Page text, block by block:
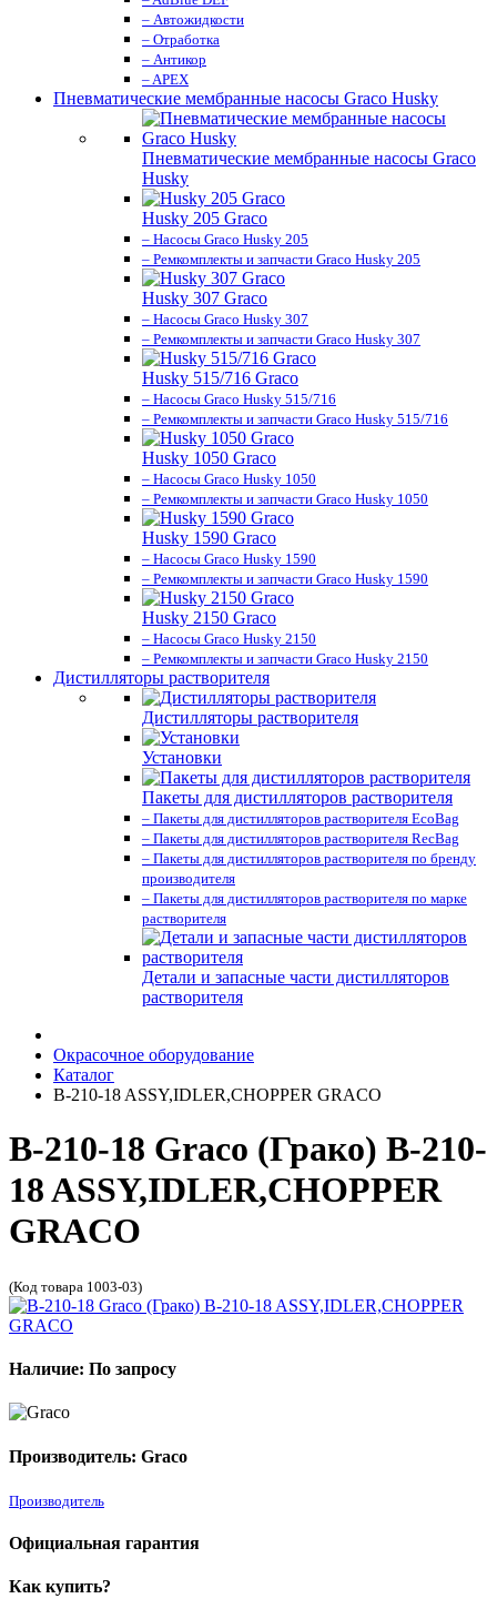
– Автожидкости
– Отработка
– Антикор
– APEX
Пневматические мембранные насосы Graco Husky
Пневматические мембранные насосы Graco
Husky
Husky 205 Graco
– Насосы Graco Husky 205
– Ремкомплекты и запчасти Graco Husky 205
Husky 307 Graco
– Насосы Graco Husky 307
– Ремкомплекты и запчасти Graco Husky 307
Husky 515/716 Graco
– Насосы Graco Husky 515/716
– Ремкомплекты и запчасти Graco Husky 515/716
Husky 1050 Graco
– Насосы Graco Husky 1050
– Ремкомплекты и запчасти Graco Husky 1050
Husky 1590 Graco
– Насосы Graco Husky 1590
– Ремкомплекты и запчасти Graco Husky 1590
Husky 2150 Graco
– Насосы Graco Husky 2150
– Ремкомплекты и запчасти Graco Husky 2150
Дистилляторы растворителя
Дистилляторы растворителя
Установки
Пакеты для дистилляторов растворителя
– Пакеты для дистилляторов растворителя EcoBag
– Пакеты для дистилляторов растворителя RecBag
– Пакеты для дистилляторов растворителя по бренду
производителя
– Пакеты для дистилляторов растворителя по марке
растворителя
Детали и запасные части дистилляторов
растворителя
Окрасочное оборудование
Каталог
B-210-18 ASSY,IDLER,CHOPPER GRACO
B-210-18 Graco (Грако) B-210-
18 ASSY,IDLER,CHOPPER
GRACO
(Код товара 1003-03)
Наличие: По запросу
Производитель: Graco
Производитель
Официальная гарантия
Как купить?